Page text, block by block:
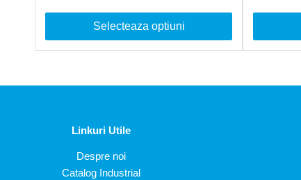
Selecteaza optiuni
Linkuri Utile
Despre noi
Catalog Industrial